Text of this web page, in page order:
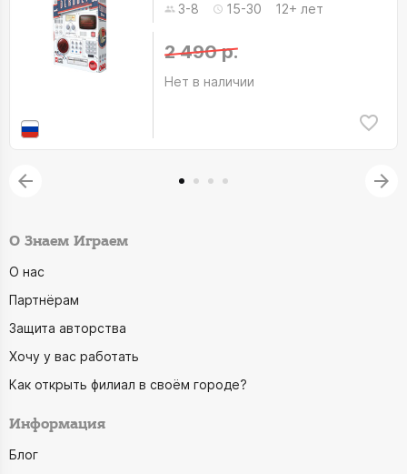
3-8 15-30 12+ лет
2 490 р.
Нет в наличии
О Знаем Играем
О нас
Партнёрам
Защита авторства
Хочу у вас работать
Как открыть филиал в своём городе?
Информация
Блог